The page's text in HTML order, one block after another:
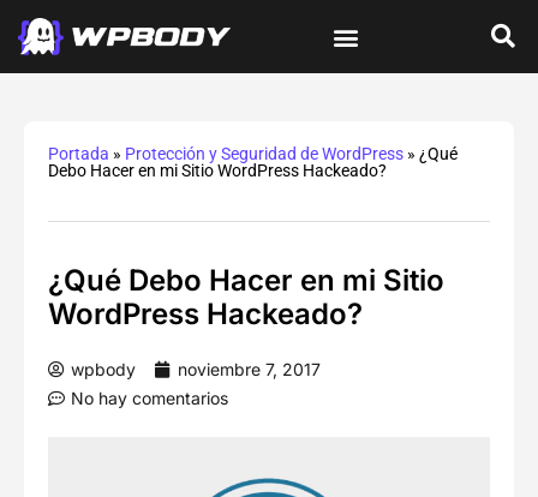
Portada » Protección y Seguridad de WordPress »¿Qué
Debo Hacer en mi Sitio WordPress Hackeado?
¿Qué Debo Hacer en mi Sitio
WordPress Hackeado?
wpbody
noviembre 7, 2017
No hay comentarios